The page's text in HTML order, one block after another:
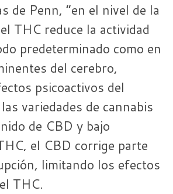
de Penn, “en el nivel de la
THC reduce la actividad
predeterminado como en
del cerebro,
psicoactivos del
variedades de cannabis
de CBD y bajo
el CBD corrige parte
limitando los efectos
THC.